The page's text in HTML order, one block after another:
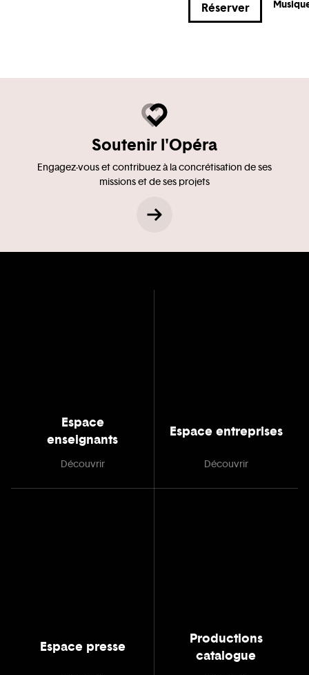
Réserver
Soutenir l'Opéra
Engagez-vous et contribuez à la concrétisation de ses
missions et de ses projets
Espace
enseignants
Découvrir
Espace entreprises
Découvrir
Espace presse
Productions
catalogue